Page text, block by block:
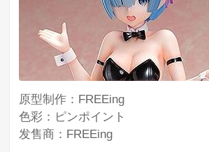
原型制作：FREEing
色彩：ピンポイント
发售商：FREEing